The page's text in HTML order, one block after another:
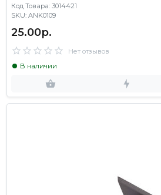
Код Товара: 3014421
SKU: ANK0109
25.00р.
Нет отзывов
В наличии